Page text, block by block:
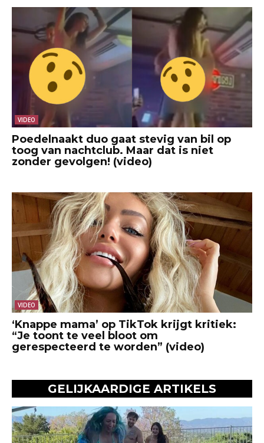
VIDEO
Poedelnaakt duo gaat stevig van bil op
toog van nachtclub. Maar dat is niet
zonder gevolgen! (video)
VIDEO
‘Knappe mama’ op TikTok krijgt kritiek:
“Je toont te veel bloot om
gerespecteerd te worden” (video)
GELIJKAARDIGE ARTIKELS